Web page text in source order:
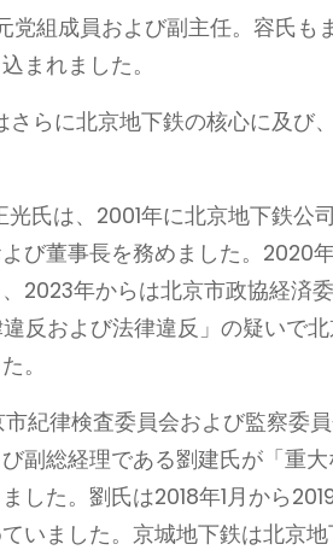
党組成員および副主任。容氏
まれました。
らに北京地下鉄の核心に及び
光氏は、2001年に北京地下鉄公
び董事長を務めました。2020
2023年からは北京市政協経済
反および法律違反」の疑いで
。
紀律検査委員会および監察委
副総経理である劉建氏が「重
した。劉氏は2018年1月から
いました。京城地下鉄は北京